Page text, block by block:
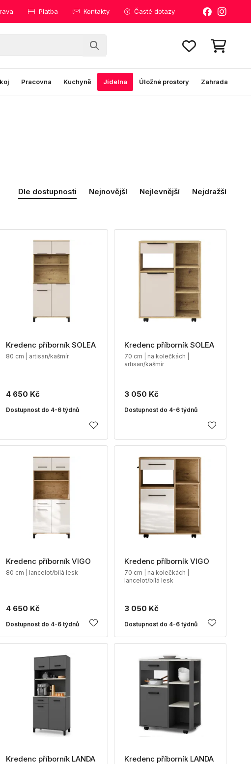
Platba Kontakty Časté dotazy
Pracovna Kuchyně Jídelna Úložné prostory Zahrada
Dle dostupnosti Nejnovější Nejlevnější Nejdražší
Kredenc příborník SOLEA
80 cm | artisan/kašmír
4 650 Kč
Dostupnost do 4-6 týdnů
Kredenc příborník SOLEA
70 cm | na kolečkách |
artisan/kašmír
3 050 Kč
Dostupnost do 4-6 týdnů
Kredenc příborník VIGO
80 cm | lancelot/bílá lesk
4 650 Kč
Dostupnost do 4-6 týdnů
Kredenc příborník VIGO
70 cm | na kolečkách |
lancelot/bílá lesk
3 050 Kč
Dostupnost do 4-6 týdnů
Kredenc příborník LANDA Kredenc příborník LANDA